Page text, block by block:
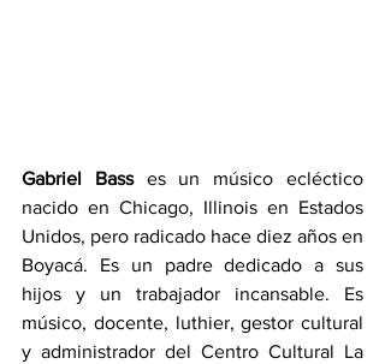
Gabriel Bass es un músico ecléctico
nacido en Chicago, Illinois en Estados
Unidos, pero radicado hace diez años en
Boyacá. Es un padre dedicado a sus
hijos y un trabajador incansable. Es
músico, docente, luthier, gestor cultural
y administrador del Centro Cultural La